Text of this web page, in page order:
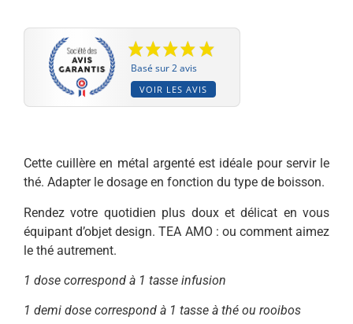
Basé sur 2 avis
VOIR LES AVIS
Cette cuillère en métal argenté est idéale pour servir le
thé. Adapter le dosage en fonction du type de boisson.
Rendez votre quotidien plus doux et délicat en vous
équipant d’objet design. TEA AMO : ou comment aimez
le thé autrement.
1 dose correspond à 1 tasse infusion
1 demi dose correspond à 1 tasse à thé ou rooibos